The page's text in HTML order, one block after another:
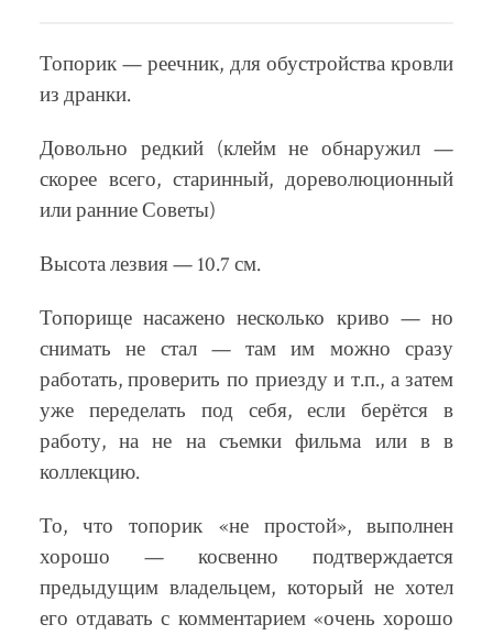
Топорик — реечник, для обустройства кровли
из дранки.
Довольно редкий (клейм не обнаружил —
скорее всего, старинный, дореволюционный
или ранние Советы)
Высота лезвия — 10.7 см.
Топорище насажено несколько криво — но
снимать не стал — там им можно сразу
работать, проверить по приезду и т.п., а затем
уже переделать под себя, если берётся в
работу, на не на съемки фильма или в в
коллекцию.
То, что топорик «не простой», выполнен
хорошо — косвенно подтверждается
предыдущим владельцем, который не хотел
его отдавать с комментарием «очень хорошо